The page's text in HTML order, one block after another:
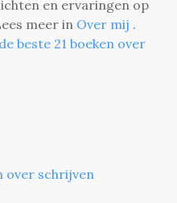
en ervaringen op
meer in Over mij .
de beste 21 boeken over
over schrijven